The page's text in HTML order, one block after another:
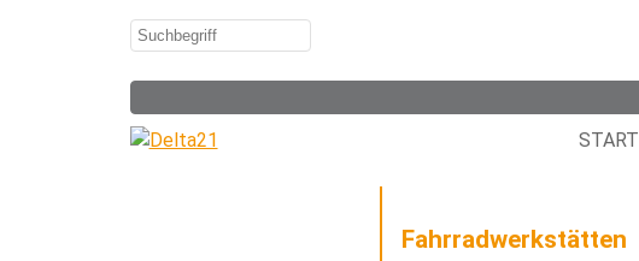
START
Fahrradwerkstätten